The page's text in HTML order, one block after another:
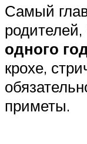
Самый
одного
крохе,
приметы.